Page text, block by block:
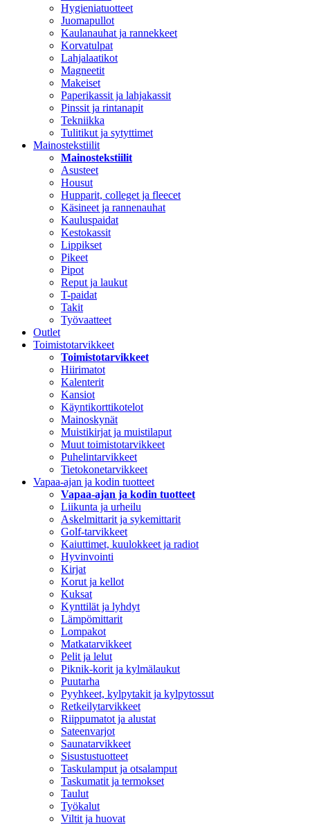
Hygieniatuotteet
Juomapullot
Kaulanauhat ja rannekkeet
Korvatulpat
Lahjalaatikot
Magneetit
Makeiset
Paperikassit ja lahjakassit
Pinssit ja rintanapit
Tekniikka
Tulitikut ja sytyttimet
Mainostekstiilit
Mainostekstiilit
Asusteet
Housut
Hupparit, colleget ja fleecet
Käsineet ja rannenauhat
Kauluspaidat
Kestokassit
Lippikset
Pikeet
Pipot
Reput ja laukut
T-paidat
Takit
Työvaatteet
Outlet
Toimistotarvikkeet
Toimistotarvikkeet
Hiirimatot
Kalenterit
Kansiot
Käyntikorttikotelot
Mainoskynät
Muistikirjat ja muistilaput
Muut toimistotarvikkeet
Puhelintarvikkeet
Tietokonetarvikkeet
Vapaa-ajan ja kodin tuotteet
Vapaa-ajan ja kodin tuotteet
Liikunta ja urheilu
Askelmittarit ja sykemittarit
Golf-tarvikkeet
Kaiuttimet, kuulokkeet ja radiot
Hyvinvointi
Kirjat
Korut ja kellot
Kuksat
Kynttilät ja lyhdyt
Lämpömittarit
Lompakot
Matkatarvikkeet
Pelit ja lelut
Piknik-korit ja kylmälaukut
Puutarha
Pyyhkeet, kylpytakit ja kylpytossut
Retkeilytarvikkeet
Riippumatot ja alustat
Sateenvarjot
Saunatarvikkeet
Sisustustuotteet
Taskulamput ja otsalamput
Taskumatit ja termokset
Taulut
Työkalut
Viltit ja huovat